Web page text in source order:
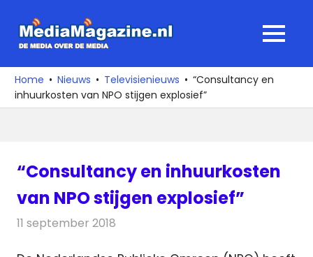
naar
media
over
de
MENU
Home Nieuws Televisienieuws
“Consultancy en
inhuurkosten van NPO stijgen explosief”
“Consultancy en inhuurkosten
van NPO stijgen explosief”
11 september 2018